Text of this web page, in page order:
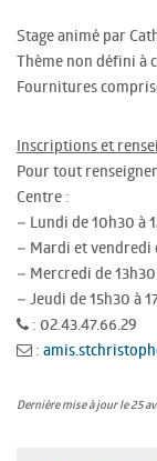
Stage animé par
Thème non défini à
Fournitures
Inscriptions et
Pour tout
Centre :
– Lundi de 10h30 à
– Mardi et vendredi
– Mercredi de 13h30
– Jeudi de 15h30 à
: 02.43.47.66.29
:
Dernière mise à jour le 25